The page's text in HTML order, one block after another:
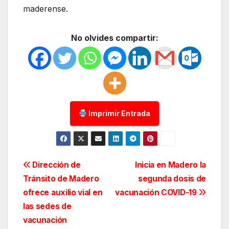
maderense.
No olvides compartir:
Imprimir Entrada
Navegación
de
entradas
Inicia en Madero la
segunda dosis de
vacunación COVID-19
Dirección de
Tránsito de Madero
ofrece auxilio vial en
las sedes de
vacunación